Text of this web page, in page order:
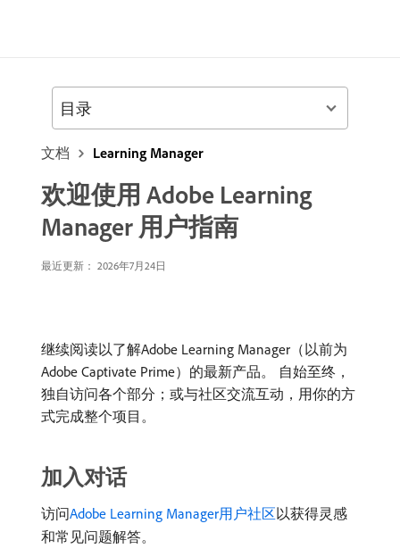
文档 Learning Manager
欢迎使用 Adobe Learning
Manager 用户指南
最近更新： 2026年7月24日
继续阅读以了解Adobe Learning Manager（以前为
Adobe Captivate Prime）的最新产品。 自始至终，
独自访问各个部分；或与社区交流互动，用你的方
式完成整个项目。
加入对话
访问Adobe Learning Manager用户社区以获得灵感
和常见问题解答。
目录